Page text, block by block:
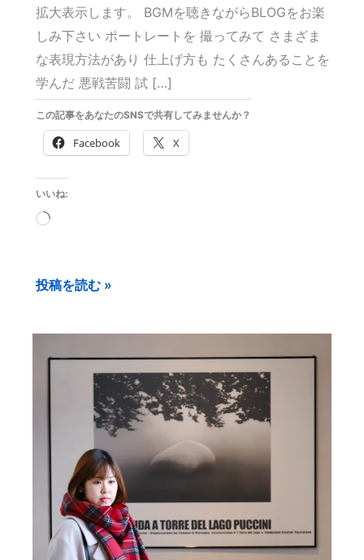
拡大表示します。 BGMを聴きながらBLOGをお楽
しみ下さい ポートレートを 撮ってみて さまざま
な表現方法があり 仕上げ方も たくさんあることを
学んだ 悪戦苦闘 試 […]
この記事をあなたのSNSで共有してみませんか？
Facebook X
いいね:
読
み
ト
レ
ー
ト
4（最
終
回）
-
whatever
will
be
投稿を読む »